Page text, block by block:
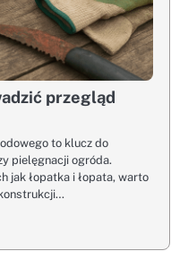
przegląd
to klucz do
pielęgnacji ogróda.
jak łopatka i łopata, warto